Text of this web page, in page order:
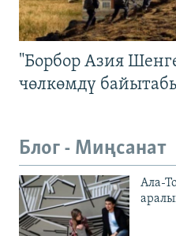
"Борбор Азия
чөлкөмдү
Блог - Миңсанат
Ала-